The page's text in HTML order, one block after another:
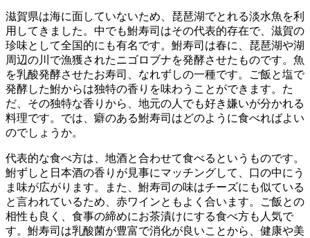
滋賀県は海に面していないため、琵琶湖でとれる淡水魚を利
用してきました。中でも鮒寿司はその代表的存在で、滋賀の
珍味として全国的にも有名です。鮒寿司は春に、琵琶湖や湖
周辺の川で漁獲されたニゴロブナを発酵させたものです。魚
を乳酸発酵させたお寿司、なれずしの一種です。ご飯と塩で
発酵した鮒からは独特の香りを味わうことができます。た
だ、その独特な香りから、地元の人でも好き嫌いが分かれる
料理です。では、癖のある鮒寿司はどのように食べればよい
のでしょうか。
代表的な食べ方は、地酒と合わせて食べるというものです。
鮒ずしと日本酒の香りが見事にマッチングして、口の中にう
ま味が広がります。また、鮒寿司の味はチーズにも似ている
と言われているため、赤ワインともよく合います。ご飯との
相性も良く、食事の締めにお茶漬けにする食べ方も人気で
す。鮒寿司は乳酸菌が豊富で消化が良いことから、健康や美